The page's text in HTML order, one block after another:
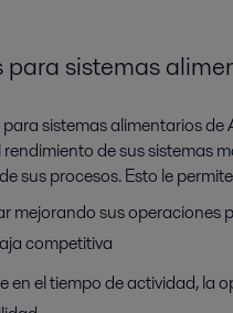
para sistemas
para sistemas alimentarios de
rendimiento de sus sistemas
sus procesos. Esto le
mejorando sus operaciones
competitiva
en el tiempo de actividad, la